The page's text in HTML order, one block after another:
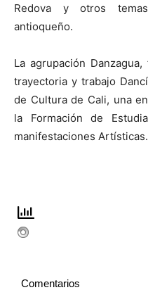
Redova y otros
antioqueño.
La agrupación
trayectoria y trabajo
de Cultura de Cali, una
la Formación de
manifestaciones Artísticas.
Comentarios